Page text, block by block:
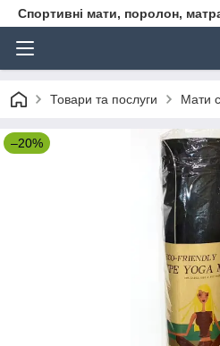
Спортивні мати, поролон,
Товари та послуги Мати
–20%